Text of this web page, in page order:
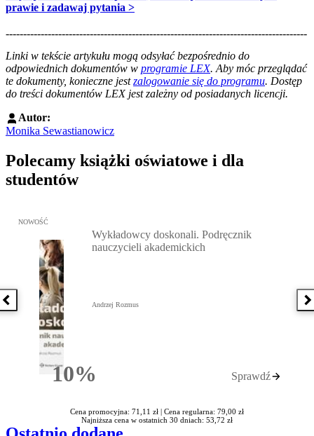
prawie i zadawaj pytania >
--------------------------------------------------------------------------------------
Linki w tekście artykułu mogą odsyłać bezpośrednio do
odpowiednich dokumentów w programie LEX. Aby móc przeglądać
te dokumenty, konieczne jestzalogowanie się do programu. Dostęp
do treści dokumentów LEX jest zależny od posiadanych licencji.
Autor:
Monika Sewastianowicz
Polecamy książki oświatowe i dla
studentów
Poprzednia książka
Przejdź do: Wykładowcy doskonali. Podręcznik nauczycieli
NOWOŚĆ
10%Rabatu
Wykładowcy doskonali. Podręcznik
nauczycieli akademickich
Andrzej Rozmus
Sprawdź
Cena promocyjna: 71,11 zł | Cena regularna: 79,00 zł
Najniższa cena w ostatnich 30 dniach: 53,72 zł